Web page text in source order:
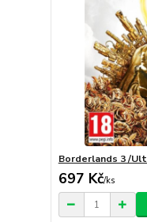
Borderlands 3 /
697 Kč/ks